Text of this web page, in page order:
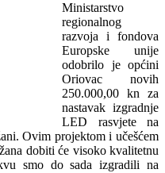
Ministarstvo
regionalnog
razvoja i fondova
Europske unije
odobrilo je općini
Oriovac novih
250.000,00 kn za
nastavak izgradnje
LED rasvjete na
Ovim projektom i učešćem
dobiti će visoko kvalitetnu
smo do sada izgradili na